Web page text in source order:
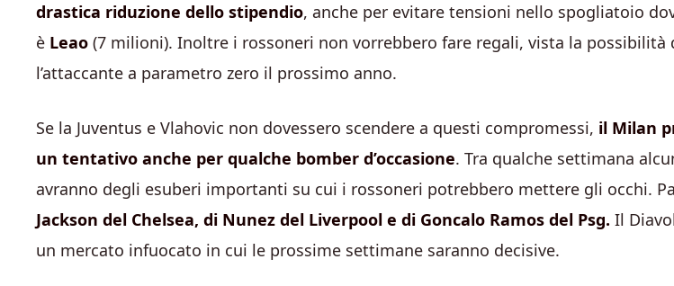
drastica riduzione dello stipendio, anche per evitare tensioni nello spogliatoio
è Leao (7 milioni). Inoltre i rossoneri non vorrebbero fare regali, vista la possibilità
l’attaccante a parametro zero il prossimo anno.
Se la Juventus e Vlahovic non dovessero scendere a questi compromessi, il Milan
un tentativo anche per qualche bomber d’occasione. Tra qualche settimana
avranno degli esuberi importanti su cui i rossoneri potrebbero mettere gli occhi.
Jackson del Chelsea, di Nunez del Liverpool e di Goncalo Ramos del Psg. Il
un mercato infuocato in cui le prossime settimane saranno decisive.